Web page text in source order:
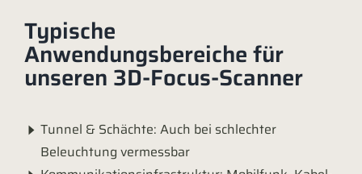
Typische
Anwendungsbereiche für
unseren 3D-Focus-Scanner
Tunnel & Schächte: Auch bei schlechter
Beleuchtung vermessbar